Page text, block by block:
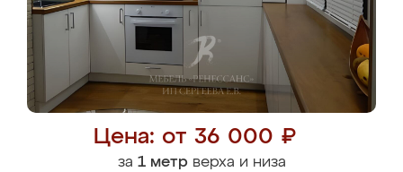
Цена: от 36 000 ₽
за 1 метрверха и низа